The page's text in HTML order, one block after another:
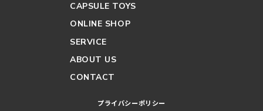
CAPSULE TOYS
ONLINE SHOP
SERVICE
ABOUT US
CONTACT
プライバシーポリシー